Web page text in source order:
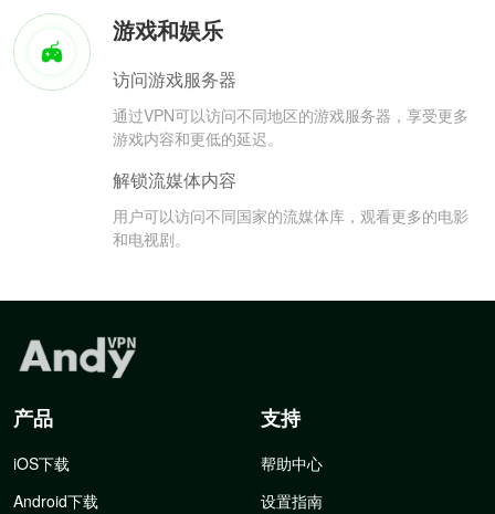
游戏和娱乐
访问游戏服务器
通过VPN可以访问不同地区的游戏服务器，享受更多
游戏内容和更低的延迟。
解锁流媒体内容
用户可以访问不同国家的流媒体库，观看更多的电影
和电视剧。
产品
iOS下载
Android下载
支持
帮助中心
设置指南